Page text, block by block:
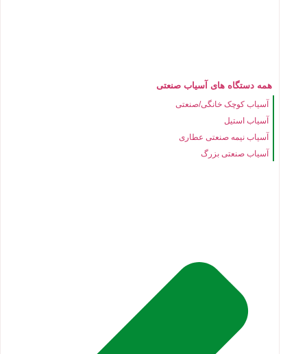
همه دستگاه های آسیاب صنعتی
آسیاب کوچک خانگی/صنعتی
آسیاب استیل
آسیاب نیمه صنعتی عطاری
آسیاب صنعتی بزرگ